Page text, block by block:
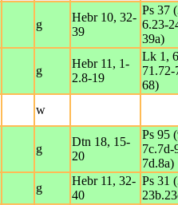
g
Hebr 10, 32-
39
Ps 37
6.23-
39a)
g
Hebr 11, 1-
2.8-19
Lk 1,
68)
w
g
Dtn 18, 15-
20
Ps 95
7c.7d-
7d.8a)
g
Hebr 11, 32-
40
Ps 31